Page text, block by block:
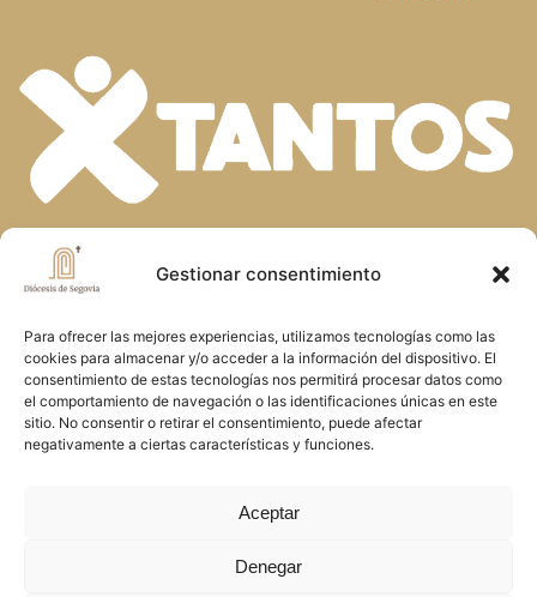
Gestionar consentimiento
Para ofrecer las mejores experiencias, utilizamos tecnologías como las
cookies para almacenar y/o acceder a la información del dispositivo. El
consentimiento de estas tecnologías nos permitirá procesar datos como
el comportamiento de navegación o las identificaciones únicas en este
sitio. No consentir o retirar el consentimiento, puede afectar
negativamente a ciertas características y funciones.
Aceptar
Denegar
En la diversidad de dones que el Espíritu
la riqueza de nuestra fe. Unidos en la
oración y el servicio, construimos juntos
el Reino de Dios en Segovia, reflejando
el amor y la misericordia de Cristo
Copyright © 2026 Diócesis de Segovia